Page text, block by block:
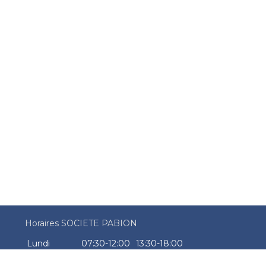
Horaires SOCIETE PABION
Lundi
07:30-12:00
13:30-18:00